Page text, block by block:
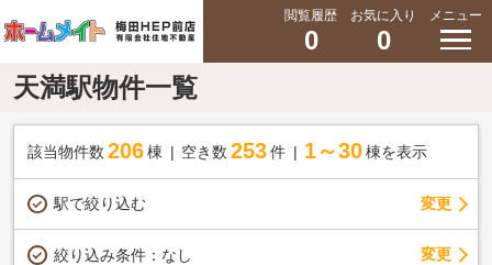
閲覧履歴
0
お気に入り
0
メニュー
天満駅物件一覧
該当物件数 206棟 空き数 253 件 1～30 棟を表示
駅で絞り込む 変更
絞り込み条件： なし 変更